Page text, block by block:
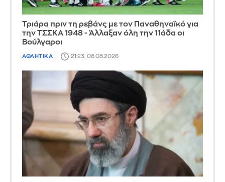
Τριάρα πριν τη ρεβάνς με τον Παναθηναϊκό για
την ΤΣΣΚΑ 1948 - Άλλαξαν όλη την 11άδα οι
Βούλγαροι
ΑΘΛΗΤΙΚΑ 21:23, 08.08.2026